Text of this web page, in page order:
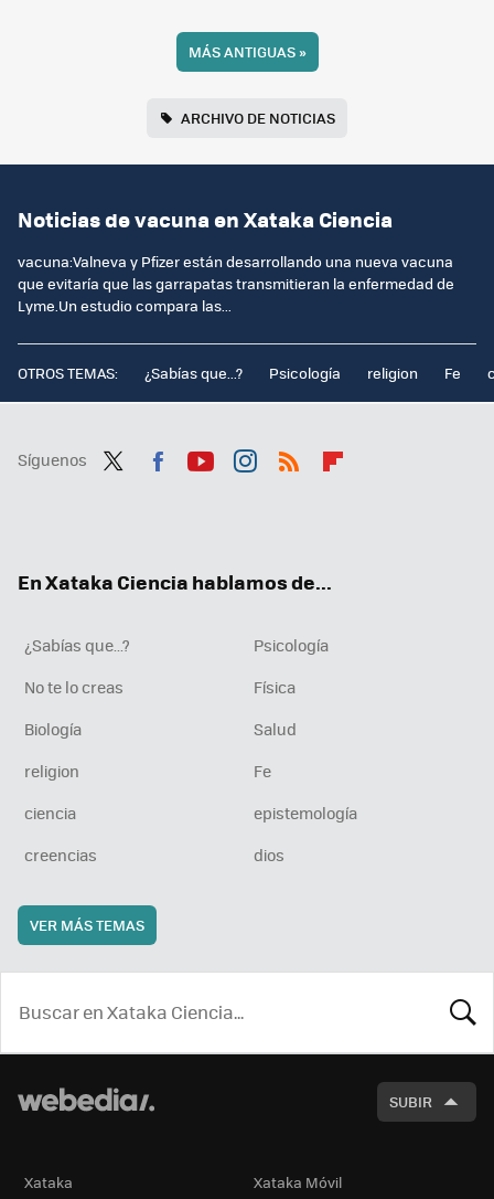
MÁS ANTIGUAS»
ARCHIVO DE NOTICIAS
Noticias de vacuna en Xataka Ciencia
vacuna:Valneva y Pfizer están desarrollando una nueva vacuna
que evitaría que las garrapatas transmitieran la enfermedad de
Lyme.Un estudio compara las...
OTROS TEMAS: ¿Sabías que...? Psicología religion Fe
Síguenos
En Xataka Ciencia hablamos de...
¿Sabías que...?
Psicología
No te lo creas
Física
Biología
Salud
religion
Fe
ciencia
epistemología
creencias
dios
VER MÁS TEMAS
SUBIR
Xataka Xataka Móvil